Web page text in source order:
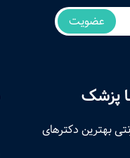
عضویت
پزشک
بهترین دکترهای